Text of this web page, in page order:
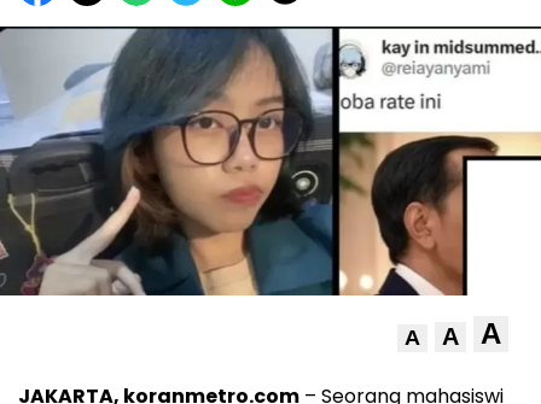
A A A
JAKARTA, koranmetro.com – Seorang mahasiswi